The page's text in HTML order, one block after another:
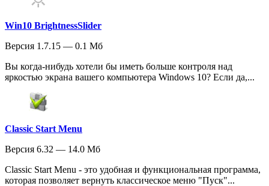
Win10 BrightnessSlider
Версия 1.7.15 — 0.1 Мб
Вы когда-нибудь хотели бы иметь больше контроля над
яркостью экрана вашего компьютера Windows 10? Если да,...
Classic Start Menu
Версия 6.32 — 14.0 Мб
Classic Start Menu - это удобная и функциональная программа,
которая позволяет вернуть классическое меню "Пуск"...